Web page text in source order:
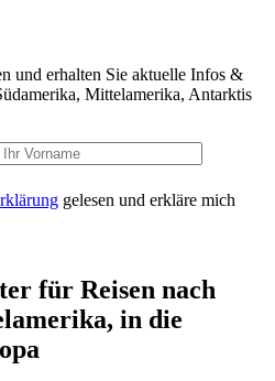
und erhalten Sie aktuelle Infos &
Mittelamerika, Antarktis
gelesen und erkläre mich
für Reisen nach
in die